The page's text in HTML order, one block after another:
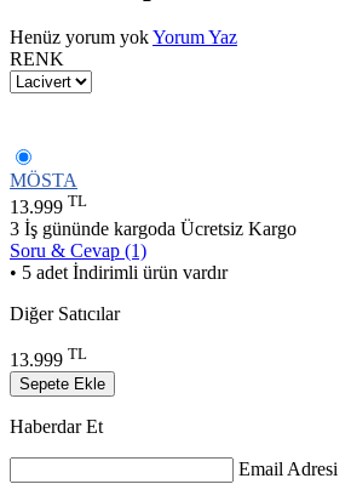
Henüz yorum yokYorum Yaz
RENK
MÖSTA
13.999 TL
3 İş gününde kargoda Ücretsiz Kargo
Soru & Cevap (1)
• 5 adet İndirimli ürün vardır
Diğer Satıcılar
13.999 TL
Sepete Ekle
Haberdar Et
Email Adresi